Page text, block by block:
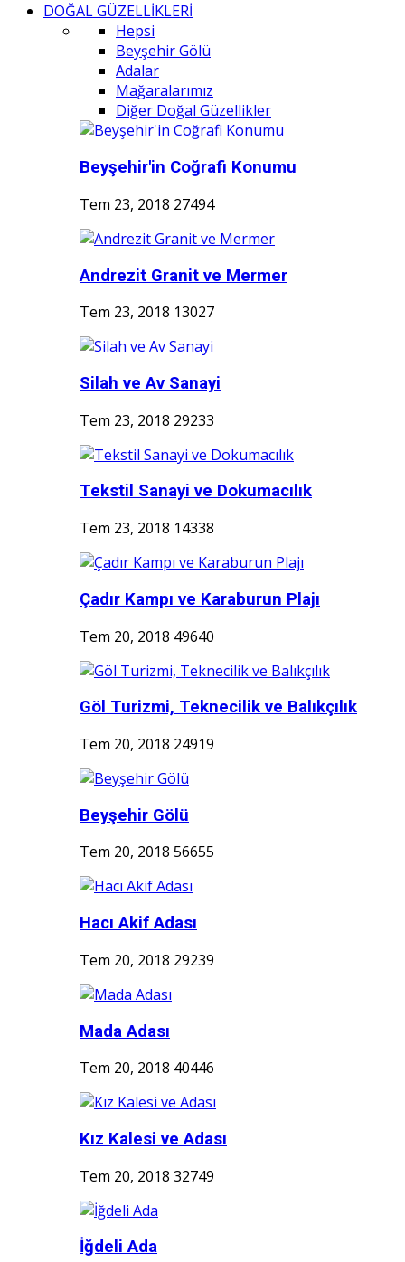
DOĞAL GÜZELLİKLERİ
Hepsi
Beyşehir Gölü
Adalar
Mağaralarımız
Diğer Doğal Güzellikler
Beyşehir'in Coğrafi Konumu
Tem 23, 2018 27494
Andrezit Granit ve Mermer
Tem 23, 2018 13027
Silah ve Av Sanayi
Tem 23, 2018 29233
Tekstil Sanayi ve Dokumacılık
Tem 23, 2018 14338
Çadır Kampı ve Karaburun Plajı
Tem 20, 2018 49640
Göl Turizmi, Teknecilik ve Balıkçılık
Tem 20, 2018 24919
Beyşehir Gölü
Tem 20, 2018 56655
Hacı Akif Adası
Tem 20, 2018 29239
Mada Adası
Tem 20, 2018 40446
Kız Kalesi ve Adası
Tem 20, 2018 32749
İğdeli Ada